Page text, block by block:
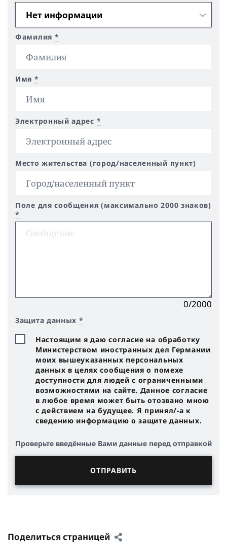
Фамилия *
Имя *
Электронный адрес *
Место жительства (город/населенный пункт)
Поле для сообщения (максимально 2000 знаков)
*
0/2000
Защита данных *
Настоящим я даю согласие на обработку
Министерством иностранных дел Германии
моих вышеуказанных персональных
данных в целях сообщения о помехе
доступности для людей с ограниченными
возможностями на сайте. Данное согласие
в любое время может быть отозвано мною
с действием на будущее. Я принял/-a к
сведению информацию о защите данных.
Проверьте введённые Вами данные перед отправкой
Поделиться страницей